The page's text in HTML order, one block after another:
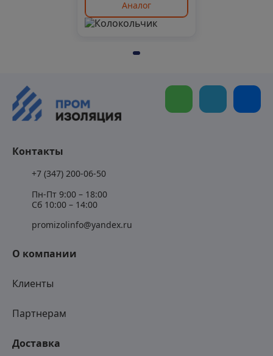
Аналог
О компании
Клиенты
Партнерам
Доставка
Контакты
+7 (347) 200-06-50
Пн-Пт 9:00 – 18:00
Сб 10:00 – 14:00
promizolinfo@yandex.ru